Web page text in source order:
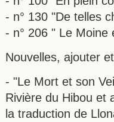
- n° 130 "De telles
- n° 206 " Le Moine
Nouvelles, ajouter
- "Le Mort et son
Rivière du Hibou et
la traduction de